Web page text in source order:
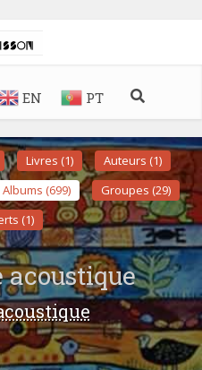
EN PT
Livres (1)
Auteurs (1)
Albums (699)
Groupes (29)
(1)
acoustique